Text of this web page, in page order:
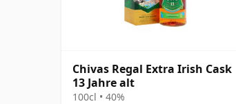
Chivas Regal Extra Irish Cask
13 Jahre alt
100cl • 40%